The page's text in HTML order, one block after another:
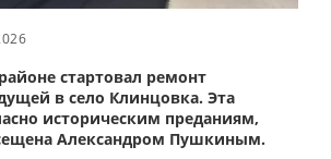
стартовал ремонт
в село Клинцовка. Эта
историческим преданиям,
Александром Пушкиным.